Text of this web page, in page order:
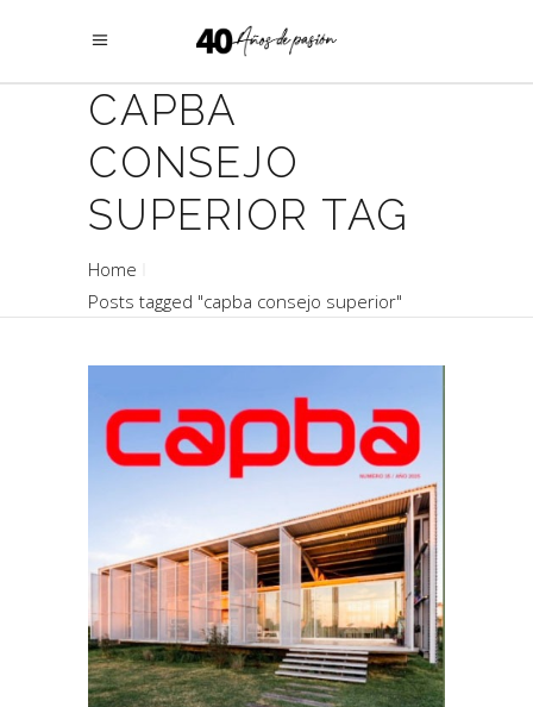
CAPBA
CONSEJO
SUPERIOR TAG
Home
Posts tagged "capba consejo superior"